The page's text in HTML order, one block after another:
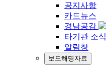
공지사항
카드뉴스
경남공감
타기관 소식
알림창
보도해명자료